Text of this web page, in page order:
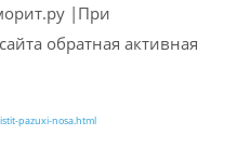
|При
обратная активная
pazuxi-nosa.html